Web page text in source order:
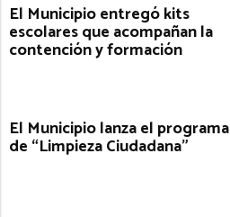
El Municipio entregó kits
escolares que acompañan la
contención y formación
El Municipio lanza el programa
de “Limpieza Ciudadana”